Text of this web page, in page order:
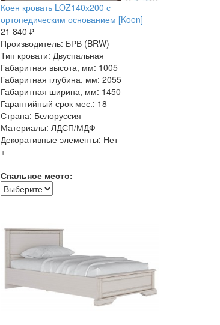
Коен кровать LOZ140х200 с
ортопедическим основанием [Koen]
21 840 ₽
Производитель: БРВ (BRW)
Тип кровати: Двуспальная
Габаритная высота, мм: 1005
Габаритная глубина, мм: 2055
Габаритная ширина, мм: 1450
Гарантийный срок мес.: 18
Страна: Белоруссия
Материалы: ЛДСП/МДФ
Декоративные элементы: Нет
+
Спальное место: